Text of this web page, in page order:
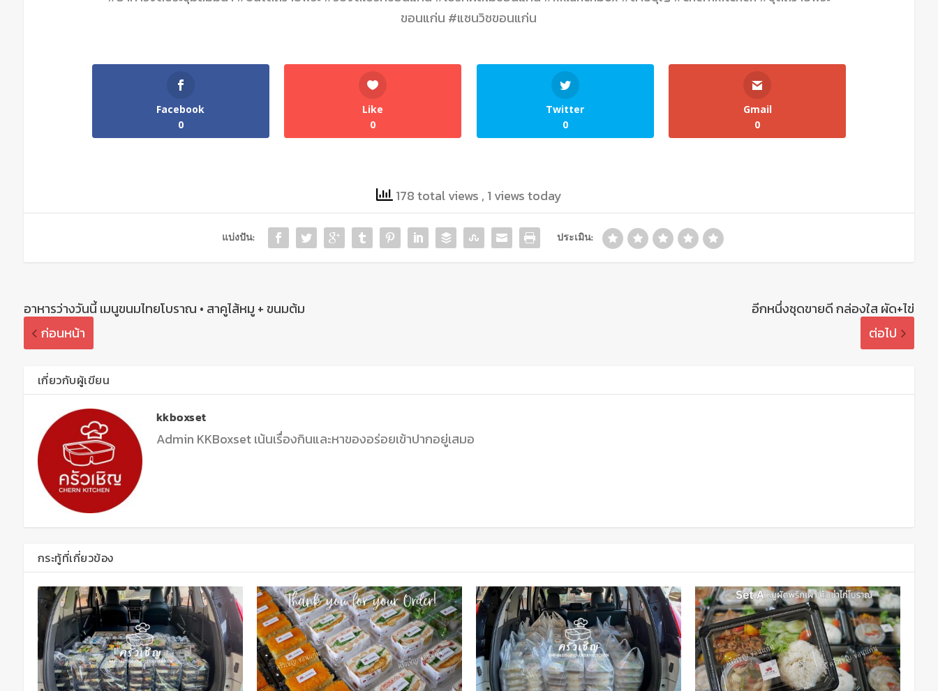
ขอนแก่น #แซนวิชขอนแก่น
Facebook
0
Like
0
Twitter
0
Gmail
0
178 total views , 1 views today
แบ่งปัน: ประเมิน:
อาหารว่างวันนี้ เมนูขนมไทยโบราณ • สาคูไส้หมู + ขนมต้ม
ก่อนหน้า
อีกหนึ่งชุดขายดี กล่องใส ผัด+ไข่
ต่อไป
เกี่ยวกับผู้เขียน
kkboxset
Admin KKBoxset เน้นเรื่องกินและหาของอร่อยเข้าปากอยู่เสมอ
กระทู้ที่เกี่ยวข้อง